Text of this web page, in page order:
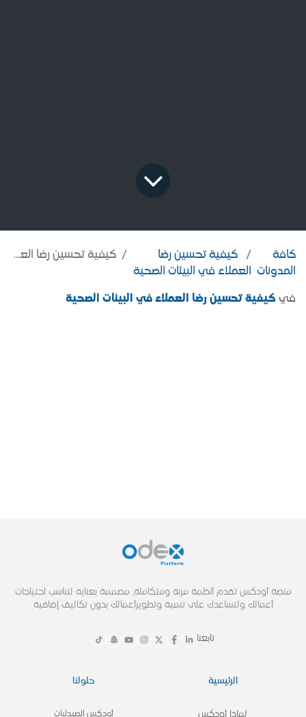
كافة
المدونات
كيفية تحسين رضا
العملاء في البيئات الصحية
كيفية تحسين رضا العملاء في البيئات الصحية
في كيفية تحسين رضا العملاء في البيئات الصحية
منصة أودكس تقدم أنظمة مرنة ومتكاملة, مصممة بعناية لتناسب احتياجات
أعمالك ولتساعدك على تنمية وتطويرأعمالك بدون تكاليف إضافية
تابعنا
الرئيسية
لماذا أودكس
حلولنا
أودكس الصيدليات